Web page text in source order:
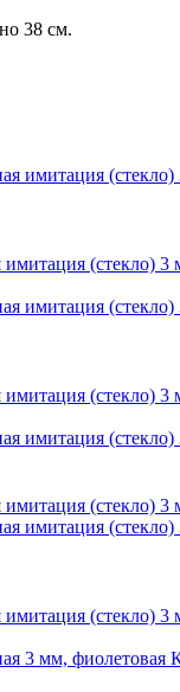
38 см.
(стекло) 3
(стекло) 3
(стекло) 3
(стекло) 3